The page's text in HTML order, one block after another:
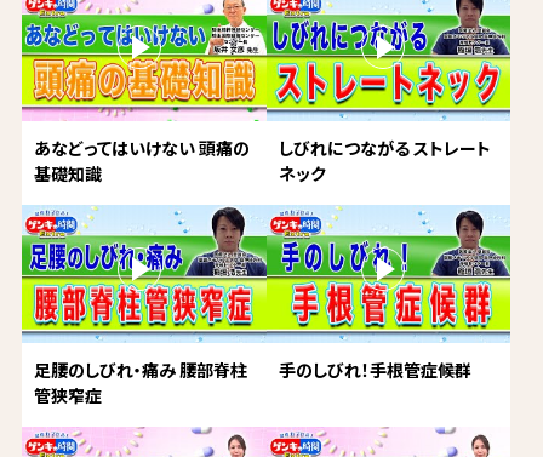
あなどってはいけない 頭痛の
基礎知識
しびれにつながる ストレート
ネック
足腰のしびれ・痛み 腰部脊柱
管狭窄症
手のしびれ！手根管症候群